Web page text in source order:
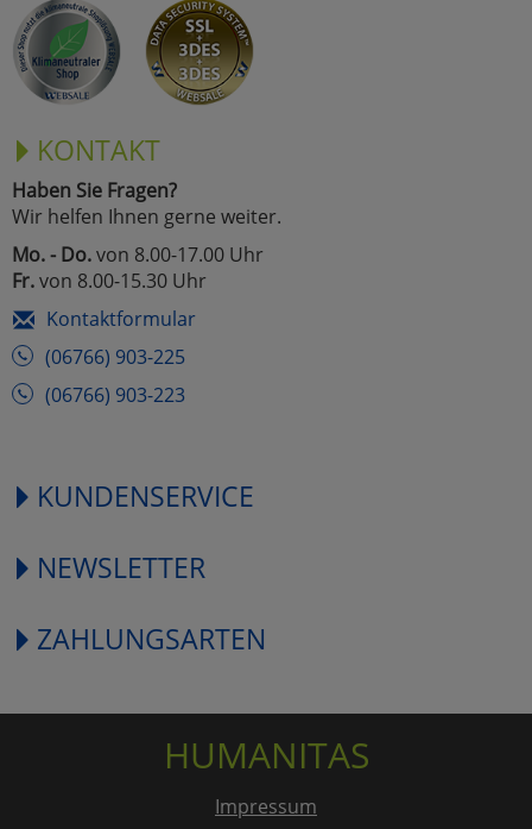
KONTAKT
Haben Sie Fragen?
Wir helfen Ihnen gerne weiter.
Mo. - Do.von 8.00-17.00 Uhr
Fr.von 8.00-15.30 Uhr
Kontaktformular
(06766) 903-225
(06766) 903-223
KUNDENSERVICE
NEWSLETTER
ZAHLUNGSARTEN
HUMANITAS
Impressum